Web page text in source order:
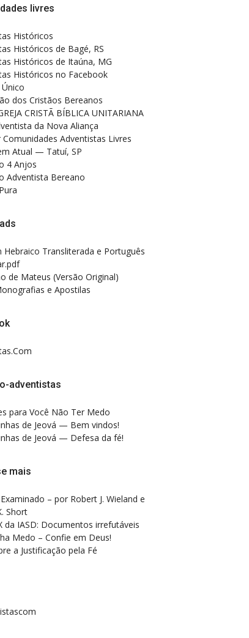
livres
Históricos
Históricos de Bagé, RS
Históricos de Itaúna, MG
Históricos no Facebook
dos Cristãos Bereanos
CRISTÃ BÍBLICA UNITARIANA
da Nova Aliança
Comunidades Adventistas Livres
Atual — Tatuí, SP
4 Anjos
Adventista Bereano
Hebraico Transliterada e Português
de Mateus (Versão Original)
e Apostilas
adventistas
para Você Não Ter Medo
de Jeová — Bem vindos!
de Jeová — Defesa da fé!
mais
– por Robert J. Wieland e
Short
da IASD: Documentos irrefutáveis
Medo – Confie em Deus!
a Justificação pela Fé